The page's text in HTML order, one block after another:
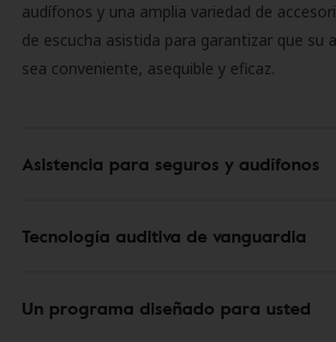
audífonos y una amplia variedad de
de escucha asistida para garantizar que su
sea conveniente, asequible y eficaz.
Asistencia para seguros y audífonos
Tecnología auditiva de vanguardia
Un programa diseñado para usted